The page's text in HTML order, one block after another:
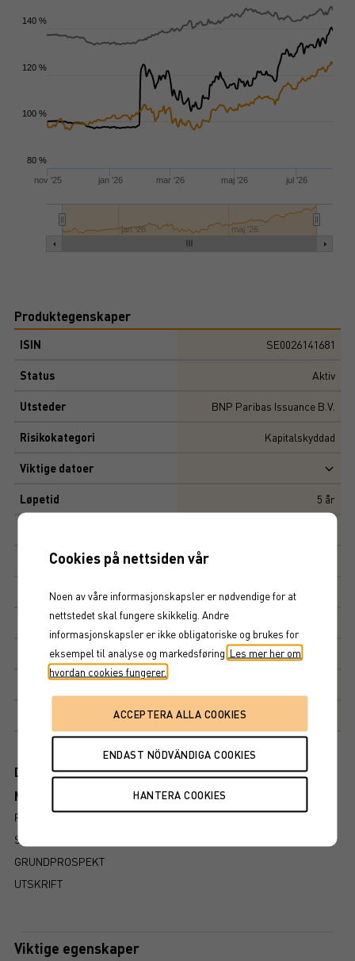
nov '25 jan '26 mar '26 maj '26 jul '26
jan '26 maj '26
80 %
100 %
120 %
140 %
Produktegenskaper
ISIN SE0026141681
Status Aktiv
Utsteder BNP Paribas Issuance B.V.
Risikokategori Kapitalskyddad
Viktige datoer
Løpetid 5 år
Risiko
Multippel 10 000 SEK
Tegningskurs
Kapitalbeskyttelse
Avkastningsfaktor
NASDAQ STOCKHOLM AB
Dokument
Mer information om produkten
RISIKO
SLIK LESER DU FAKTABLADET
GRUNDPROSPEKT
UTSKRIFT
Viktige egenskaper
Cookies på nettsiden vår
Noen av våre informasjonskapsler er nødvendige for at
nettstedet skal fungere skikkelig. Andre
informasjonskapsler er ikke obligatoriske og brukes for
eksempel til analyse og markedsføring. Les mer her om
hvordan cookies fungerer.